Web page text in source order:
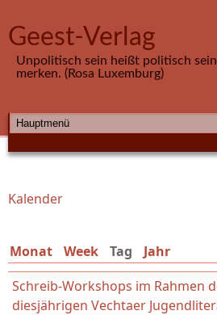
Geest-Verlag
Unpolitisch sein heißt politisch
merken. (Rosa Luxemburg)
HAUPTMENÜ
Sie sind hier
Kalender
Monat Week Tag (aktiver
Jahr
Schreib-Workshops im Rahmen
diesjährigen Vechtaer